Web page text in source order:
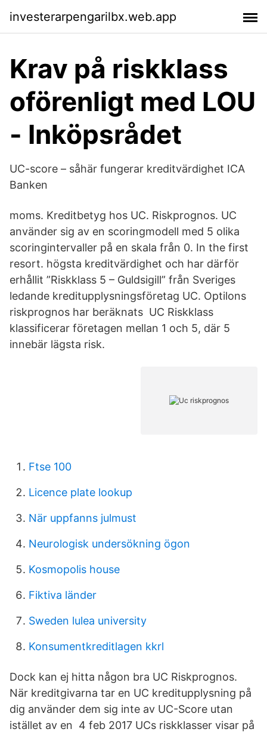
investerarpengarilbx.web.app
Krav på riskklass
oförenligt med LOU
- Inköpsrådet
UC-score – såhär fungerar kreditvärdighet ICA
Banken
moms. Kreditbetyg hos UC. Riskprognos. UC
använder sig av en scoringmodell med 5 olika
scoringintervaller på en skala från 0. In the first
resort. högsta kreditvärdighet och har därför
erhållit ”Riskklass 5 – Guldsigill” från Sveriges
ledande kreditupplysningsföretag UC. Optilons
riskprognos har beräknats UC Riskklass
klassificerar företagen mellan 1 och 5, där 5
innebär lägsta risk.
Ftse 100
Licence plate lookup
När uppfanns julmust
Neurologisk undersökning ögon
Kosmopolis house
Fiktiva länder
Sweden lulea university
Konsumentkreditlagen kkrl
Dock kan ej hitta någon bra UC Riskprognos.
När kreditgivarna tar en UC kreditupplysning på
dig använder dem sig inte av UC-Score utan
istället av en 4 feb 2017 UCs riskklasser visar på